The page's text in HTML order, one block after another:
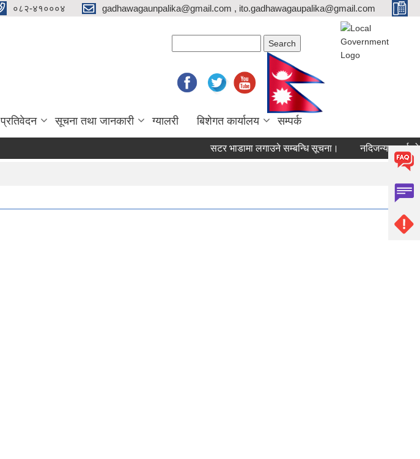
०८२-४१०००४ gadhawagaunpalika@gmail.com , ito.gadhawagaupalika@gmail.com
प्रतिवेदन सूचना तथा जानकारी ग्यालरी बिशेगत कार्यालय सम्पर्क
सटर भाडामा लगाउने सम्बन्धि सूचना। नदिजन्य पदार्थको